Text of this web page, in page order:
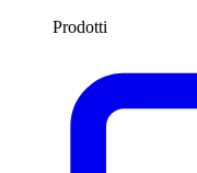
Prodotti